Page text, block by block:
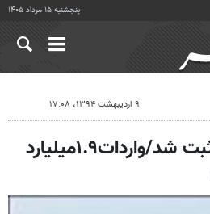
پنجشنبه ۱۵ مرداد ۱۴۰۵
۹ اردیبهشت ۱۳۹۴، ۱۷:۰۸
تراز بازرگانی ایران مثبت شد/واردات۱.۹میلیارد